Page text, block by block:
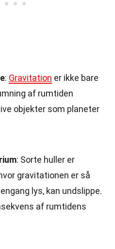
: Gravitation er ikke bare
af rumtiden
objekter som planeter
: Sorte huller er
gravitationen er så
lys, kan undslippe.
af rumtidens